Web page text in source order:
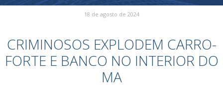
18 de agosto de 2024
CRIMINOSOS EXPLODEM CARRO-
FORTE E BANCO NO INTERIOR DO
MA